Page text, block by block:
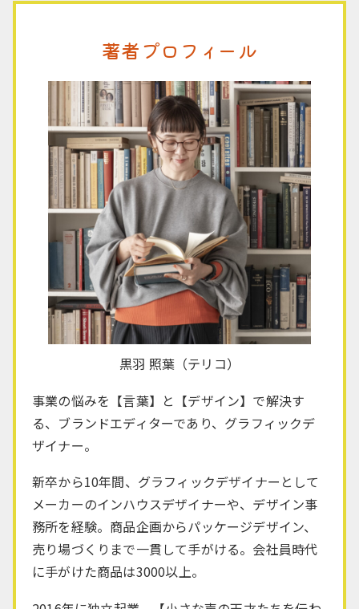
著者プロフィール
黒羽 照葉（テリコ）
事業の悩みを【言葉】と【デザイン】で解決す
る、 ブランドエディターであり、⁡グラフィックデ
ザイナー。
新卒から10年間、グラフィックデザイナーとして
メーカーのインハウスデザイナーや、デザイン事
務所を経験。 商品企画からパッケージデザイン、
売り場づくりまで一貫して手がける。 会社員時代
に手がけた商品は3000以上。